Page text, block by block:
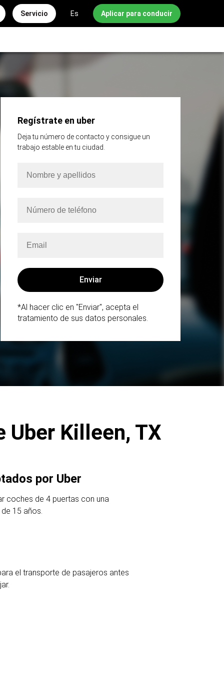
Servicio Es Aplicar para conducir
Regístrate en uber
Deja tu número de contacto y consigue un
trabajo estable en tu ciudad.
*Al hacer clic en "Enviar", acepta el
tratamiento de sus datos personales.
Uber Killeen, TX
por Uber
coches de 4 puertas con una
15 años.
el transporte de pasajeros antes